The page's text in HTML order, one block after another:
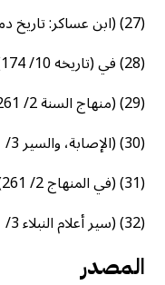
(27) (ابن عساكر: تاريخ دمشق 59/ 210).
(28) في (تاريخه 10/ 174).
(29) (منهاج السنة 2/ 261).
(30) (الإصابة، والسير 3/ 391، 394).
(31) (في المنهاج 2/ 261).
(32) (سير أعلام النبلاء 3/ 391، 392، منهاج السنة 2/ 261).
المصدر